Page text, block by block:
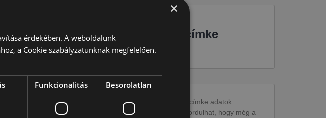
EU-s abroncscímke
Figyelem a feltüntetett címke adatok
tájékoztató jellegűek. Előfordulhat, hogy még a
×
érdekében. A weboldalunk
a Cookie szabályzatunknak megfelelően.
Funkcionalitás Besorolatlan